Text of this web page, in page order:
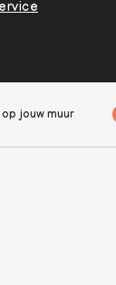
jouw muur